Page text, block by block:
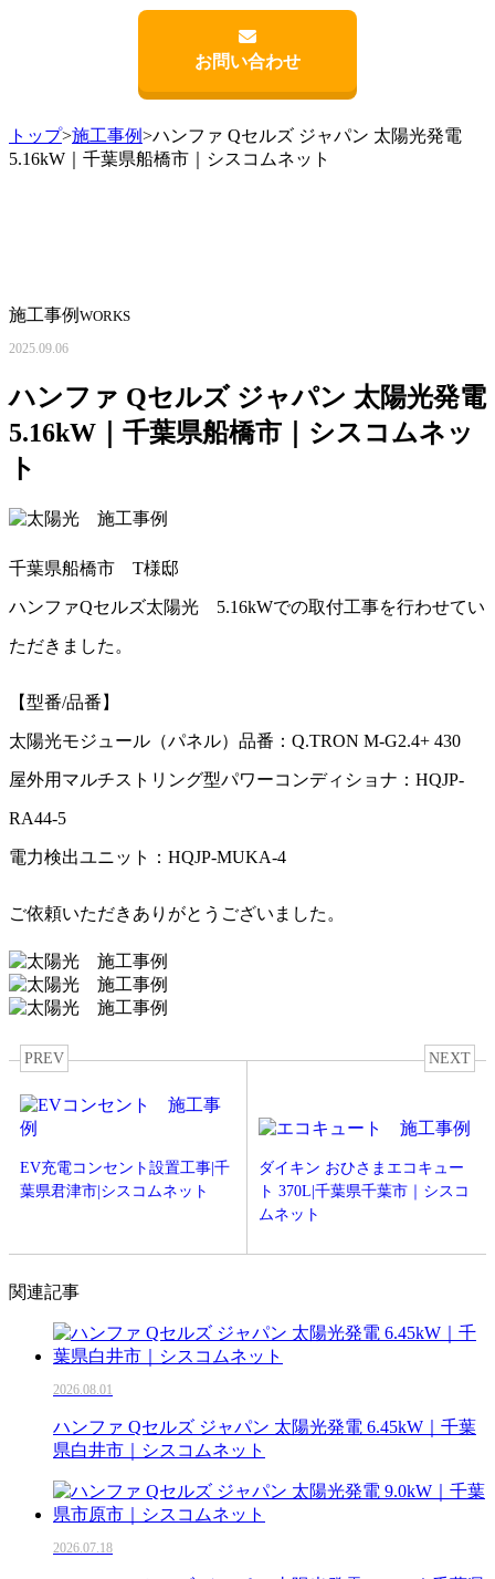
お問い合わせ
トップ>施工事例>ハンファ Qセルズ ジャパン 太陽光発電
5.16kW｜千葉県船橋市｜シスコムネット
施工事例 WORKS
2025.09.06
ハンファ Qセルズ ジャパン 太陽光発電
5.16kW｜千葉県船橋市｜シスコムネッ
ト
千葉県船橋市 T様邸
ハンファQセルズ太陽光 5.16kWでの取付工事を行わせてい
ただきました。
【型番/品番】
太陽光モジュール（パネル）品番：Q.TRON M-G2.4+ 430
屋外用マルチストリング型パワーコンディショナ：HQJP-
RA44-5
電力検出ユニット：HQJP-MUKA-4
ご依頼いただきありがとうございました。
PREV
EV充電コンセント設置工事|千
葉県君津市|シスコムネット
NEXT
ダイキン おひさまエコキュー
ト 370L|千葉県千葉市｜シスコ
ムネット
関連記事
2026.08.01
ハンファ Qセルズ ジャパン 太陽光発電 6.45kW｜千葉
県白井市｜シスコムネット
2026.07.18